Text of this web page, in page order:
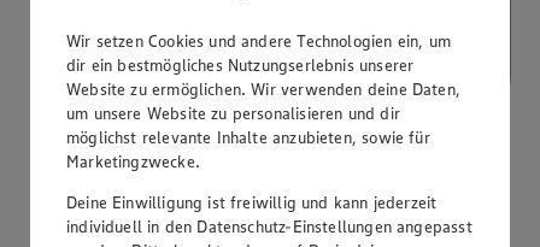
PAYBACK
Wir setzen Cookies und andere Technologien ein, um
dir ein bestmögliches Nutzungserlebnis unserer
Website zu ermöglichen. Wir verwenden deine Daten,
um unsere Website zu personalisieren und dir
möglichst relevante Inhalte anzubieten, sowie für
Marketingzwecke.
Deine Einwilligung ist freiwillig und kann jederzeit
individuell in den Datenschutz-Einstellungen angepasst